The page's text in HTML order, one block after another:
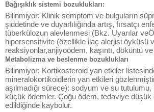
Bağışıklık sistemi bozuklukları:
Bilinmiyor: Klinik semptom ve bulguların
şiddetinde ve duyarlılığında artış, fırsatçı
tüberkülozun alevlenmesi (Bkz. Uyarılar
hipersensitivite (özellikle ilaç alerjisi öyküsü
reaksiyonlar,anjiyoödem, kaşıntı, döküntü
Metabolizma ve beslenme bozuklukları
Bilinmiyor: Kortikosteroid yan etkiler
mineralokortikoidlerin yan etkileri
aşılmadığı sürece): sodyum ve su tutulumu,
küçük ödemler. Çoğu ödem, tedaviye düşük
edildiğinde kaybolur.